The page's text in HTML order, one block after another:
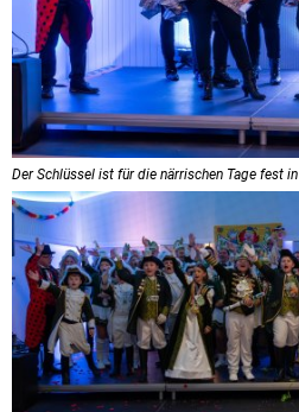
Der Schlüssel ist für die närrischen Tage fest